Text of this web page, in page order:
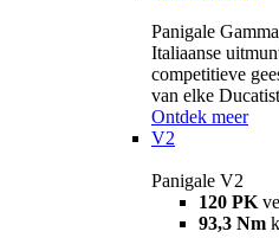
Panigale Gamma
Italiaanse
competitieve
van elke
Ontdek meer
V2
Panigale V2
120 PK
93,3 Nm